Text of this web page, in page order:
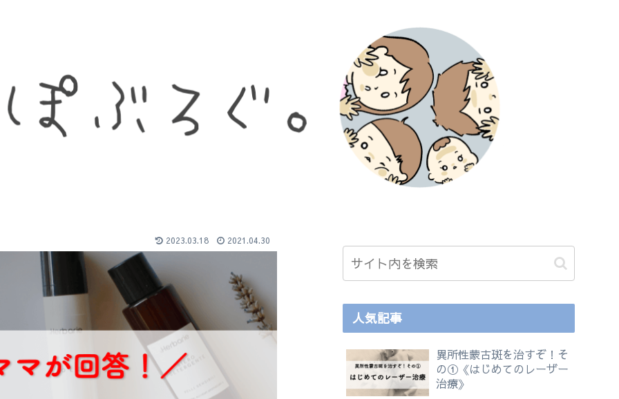
2023.03.18 2021.04.30
人気記事
異所性蒙古斑を治すぞ！そ
の①《はじめてのレーザー
治療》